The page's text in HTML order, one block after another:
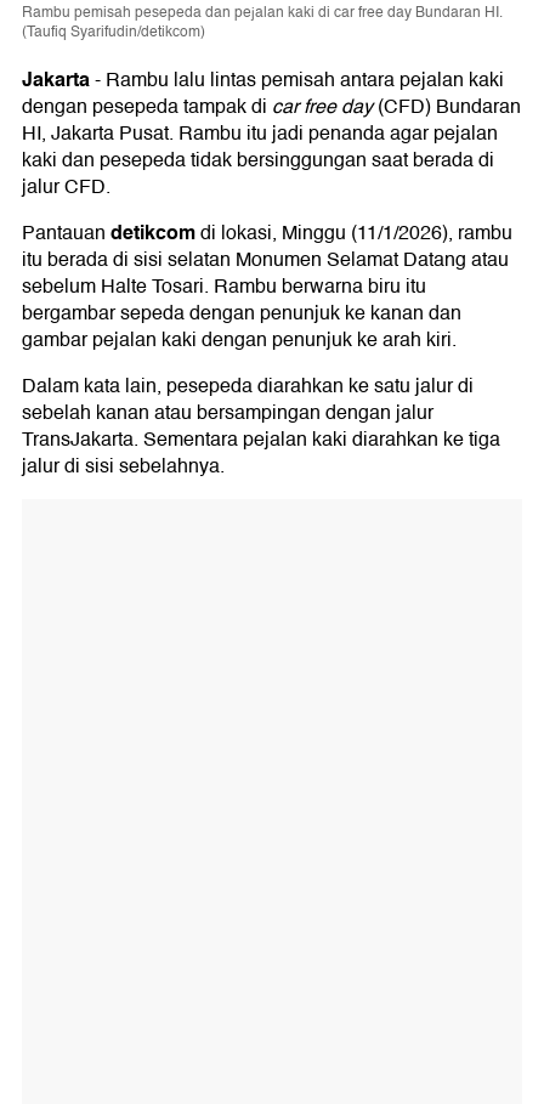
Rambu pemisah pesepeda dan pejalan kaki di car free day Bundaran HI.
(Taufiq Syarifudin/detikcom)
Jakarta-Rambu lalu lintas pemisah antara pejalan kaki
dengan pesepeda tampak di car free day(CFD) Bundaran
HI, Jakarta Pusat. Rambu itu jadi penanda agar pejalan
kaki dan pesepeda tidak bersinggungan saat berada di
jalur CFD.
Pantauandetikcomdi lokasi, Minggu (11/1/2026), rambu
itu berada di sisi selatan Monumen Selamat Datang atau
sebelum Halte Tosari. Rambu berwarna biru itu
bergambar sepeda dengan penunjuk ke kanan dan
gambar pejalan kaki dengan penunjuk ke arah kiri.
Dalam kata lain, pesepeda diarahkan ke satu jalur di
sebelah kanan atau bersampingan dengan jalur
TransJakarta. Sementara pejalan kaki diarahkan ke tiga
jalur di sisi sebelahnya.